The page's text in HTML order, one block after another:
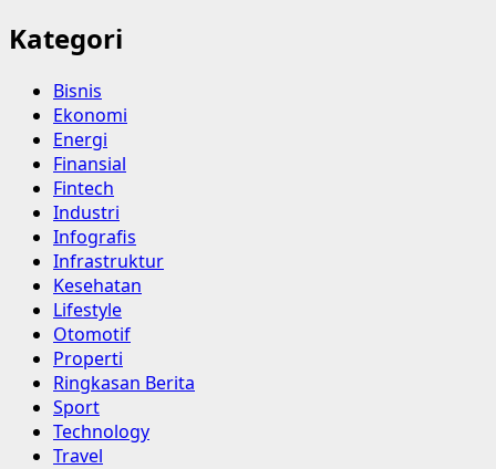
Kategori
Bisnis
Ekonomi
Energi
Finansial
Fintech
Industri
Infografis
Infrastruktur
Kesehatan
Lifestyle
Otomotif
Properti
Ringkasan Berita
Sport
Technology
Travel